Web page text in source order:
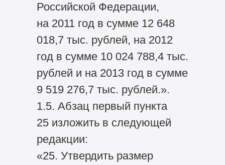
Российской Федерации,
на 2011 год в сумме 12 648
018,7 тыс. рублей, на 2012
год в сумме 10 024 788,4 тыс.
рублей и на 2013 год в сумме
9 519 276,7 тыс. рублей.».
1.5. Абзац первый пункта
25 изложить в следующей
редакции:
«25. Утвердить размер